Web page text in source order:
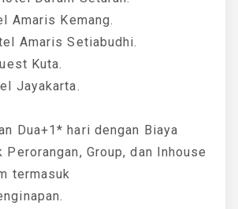
Amaris Kemang.
Amaris Setiabudhi.
Kuta.
Jayakarta.
Dua+1* hari dengan Biaya
Group, dan Inhouse
termasuk